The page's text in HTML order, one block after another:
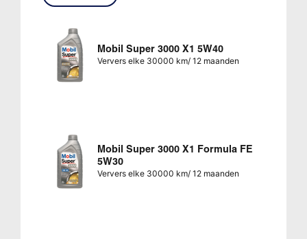
Mobil Super 3000 X1 5W40
Ververs elke 30000 km/ 12 maanden
Mobil Super 3000 X1 Formula FE
5W30
Ververs elke 30000 km/ 12 maanden